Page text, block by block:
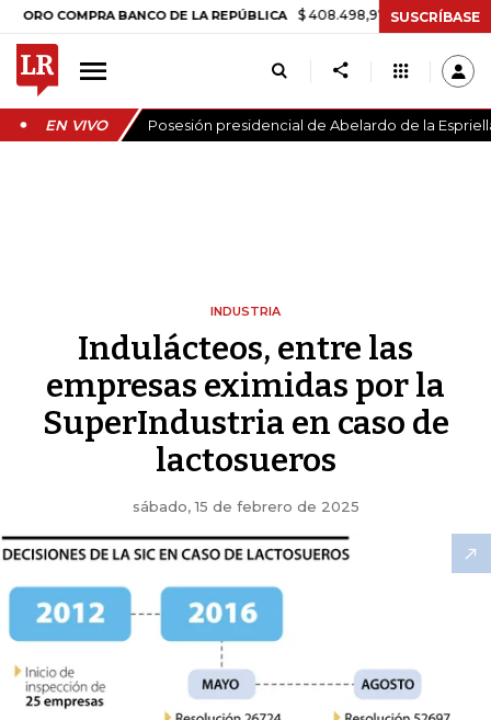
BANCO DE LA REPÚBLICA $ 408.498,97 +$ 8.753,81 +2,19%
SUSCRÍBASE
EN VIVO Posesión presidencial de Abelardo de la
INDUSTRIA
Indulácteos, entre las
empresas eximidas por la
SuperIndustria en caso de
lactosueros
sábado, 15 de febrero de 2025